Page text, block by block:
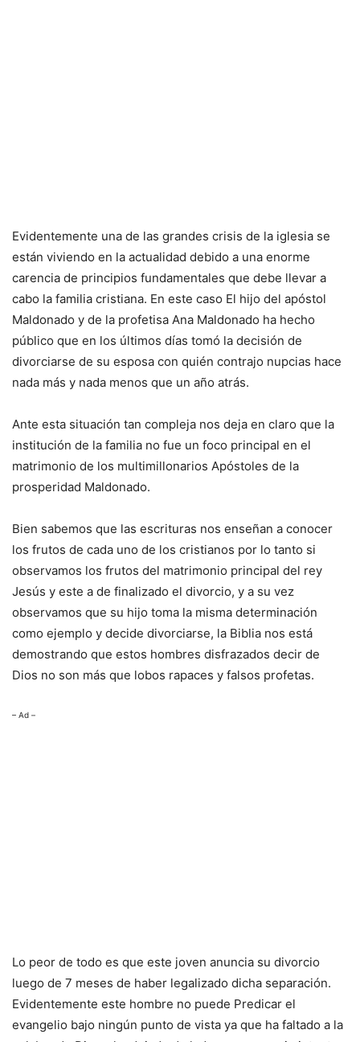
Evidentemente una de las grandes crisis de la iglesia se
están viviendo en la actualidad debido a una enorme
carencia de principios fundamentales que debe llevar a
cabo la familia cristiana. En este caso El hijo del apóstol
Maldonado y de la profetisa Ana Maldonado ha hecho
público que en los últimos días tomó la decisión de
divorciarse de su esposa con quién contrajo nupcias hace
nada más y nada menos que un año atrás.
Ante esta situación tan compleja nos deja en claro que la
institución de la familia no fue un foco principal en el
matrimonio de los multimillonarios Apóstoles de la
prosperidad Maldonado.
Bien sabemos que las escrituras nos enseñan a conocer
los frutos de cada uno de los cristianos por lo tanto si
observamos los frutos del matrimonio principal del rey
Jesús y este a de finalizado el divorcio, y a su vez
observamos que su hijo toma la misma determinación
como ejemplo y decide divorciarse, la Biblia nos está
demostrando que estos hombres disfrazados decir de
Dios no son más que lobos rapaces y falsos profetas.
– Ad –
Lo peor de todo es que este joven anuncia su divorcio
luego de 7 meses de haber legalizado dicha separación.
Evidentemente este hombre no puede Predicar el
evangelio bajo ningún punto de vista ya que ha faltado a la